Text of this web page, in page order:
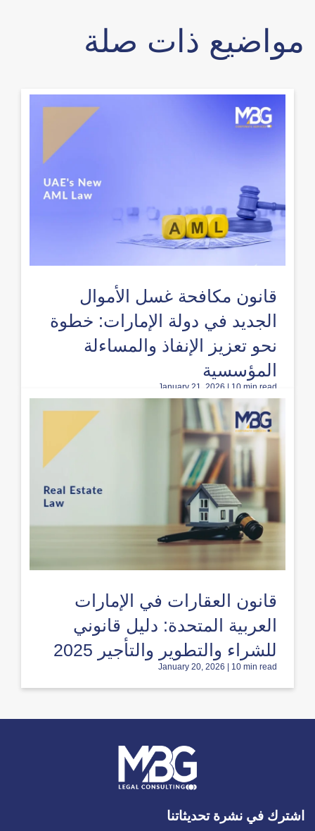
قانون مكافحة غسل الأموال
الجديد في دولة الإمارات: خطوة
نحو تعزيز الإنفاذ والمساءلة
المؤسسية
January 21, 2026 | 10 min read
قانون العقارات في الإمارات
العربية المتحدة: دليل قانوني
للشراء والتطوير والتأجير 2025
January 20, 2026 | 10 min read
مواضيع ذات صلة
اشترك في نشرة تحديثاتنا